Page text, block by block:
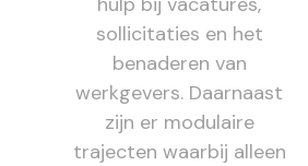
sollicitaties en het
benaderen van
werkgevers. Daarnaast
zijn er modulaire
trajecten waarbij alleen